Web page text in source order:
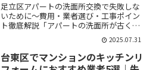
足立区アパートの洗面所交換で失敗しな
いために～費用・業者選び・工事ポイン
ト徹底解説「アパートの洗面所が古くて
使いづらい」「水漏れや劣化が気にな
る」「交換したいけど費用や業者選びが
不安…」。足立区でアパートの洗面所交
換を検討している方の多くが...
2025.07.31
台東区でマンションのキッチンリ